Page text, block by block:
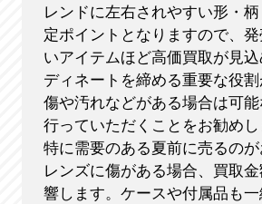
レンドに左右されやすい形・
定ポイントとなりますので、
いアイテムほど高価買取が見
ディネートを締める重要な役割
傷や汚れなどがある場合は可
行っていただくことをお勧めし
特に需要のある夏前に売るのが
レンズに傷がある場合、買取
響します。ケースや付属品も